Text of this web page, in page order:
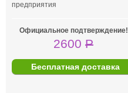
предприятия
Официальное подтверждение!
2600 Р
Бесплатная доставка